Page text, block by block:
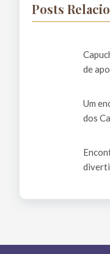
Posts
de
Um
dos